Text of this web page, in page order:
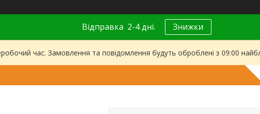
Відправка 2-4 дні. Знижки
час. Замовлення та повідомлення будуть оброблені з 09:00